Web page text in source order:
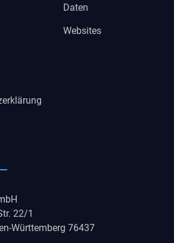
Daten
Websites
22/1
Württemberg 76437